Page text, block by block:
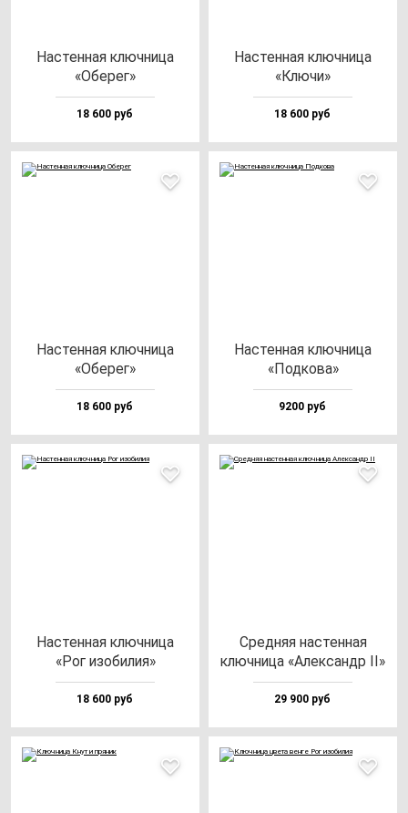
Нас­тен­ная ключ­ни­ца
«Обе­рег»
18 600 руб
Нас­тен­ная ключ­ни­ца
«Клю­чи»
18 600 руб
Нас­тен­ная ключ­ни­ца
«Обе­рег»
18 600 руб
Нас­тен­ная ключ­ни­ца
«Под­ко­ва»
9200 руб
Нас­тен­ная ключ­ни­ца
«Рог изо­би­лия»
18 600 руб
Сред­няя нас­тен­ная
ключ­ни­ца «Алек­сандр II»
29 900 руб